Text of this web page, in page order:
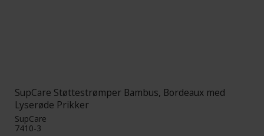
SupCare Støttestrømper Bambus, Bordeaux med
Lyserøde Prikker
SupCare
7410-3